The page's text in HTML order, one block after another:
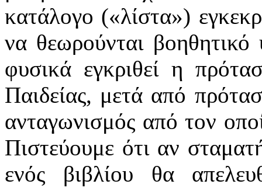
κατάλογο («λίστα»)
να θεωρούνται
φυσικά εγκριθεί η
Παιδείας, μετά από
ανταγωνισμός από τον
Πιστεύουμε ότι αν
ενός βιβλίου θα